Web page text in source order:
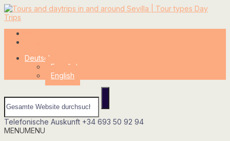
Deutsch
Español
English
Telefonische Auskunft +34 693 50 92 94
MENUMENU